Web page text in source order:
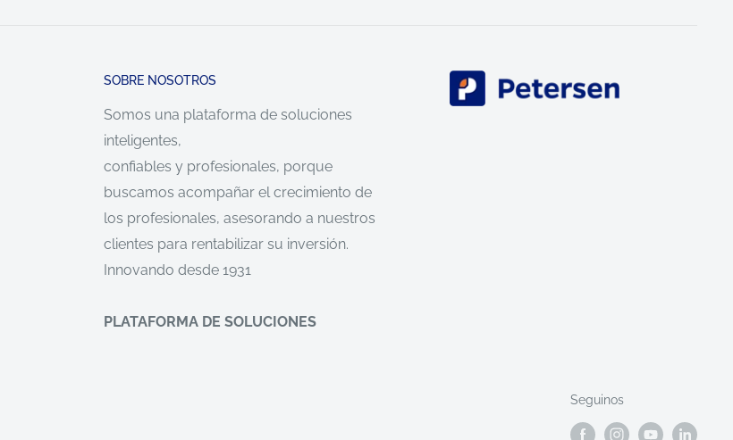
SOBRE NOSOTROS
Somos una plataforma de soluciones
inteligentes,
confiables y profesionales, porque
buscamos acompañar el crecimiento de
los profesionales, asesorando a nuestros
clientes para rentabilizar su inversión.
Innovando desde 1931
PLATAFORMA DE SOLUCIONES
Seguinos